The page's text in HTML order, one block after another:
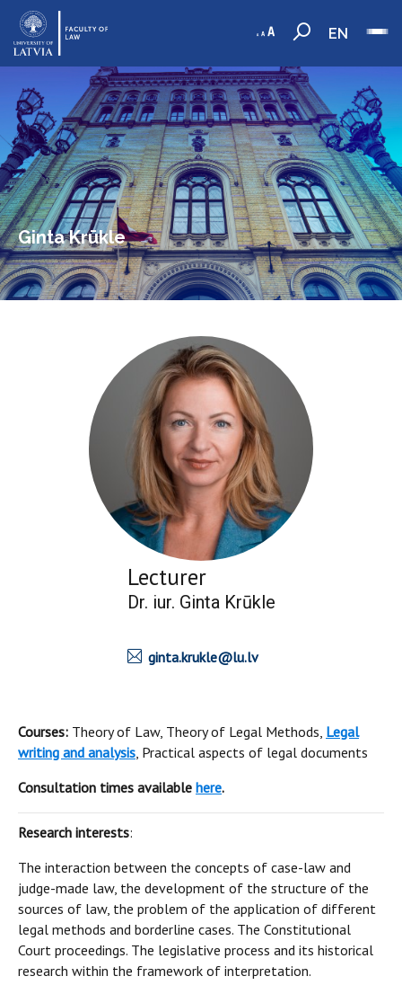
EN
Ginta Krūkle
Lecturer
Dr. iur. Ginta Krūkle
ginta.krukle@lu.lv
Courses: Theory of Law, Theory of Legal Methods, Legal
writing and analysis, Practical aspects of legal documents
Consultation times available here.
Research interests:
The interaction between the concepts of case-law and
judge-made law, the development of the structure of the
sources of law, the problem of the application of different
legal methods and borderline cases. The Constitutional
Court proceedings. The legislative process and its historical
research within the framework of interpretation.